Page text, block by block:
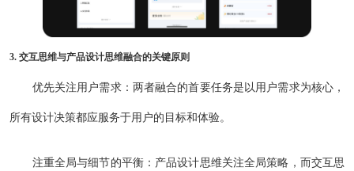
3. 交互思维与产品设计思维融合的关键原则
优先关注用户需求：两者融合的首要任务是以用户需求为核心，
所有设计决策都应服务于用户的目标和体验。
注重全局与细节的平衡：产品设计思维关注全局策略，而交互思